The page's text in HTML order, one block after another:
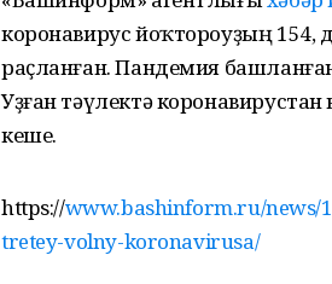
коронавирус йоҡтороуҙың
раҫланған. Пандемия
Уҙған тәүлектә коронавирустан
кеше.
https://www.bashinform.ru/news/
tretey-volny-koronavirusa/